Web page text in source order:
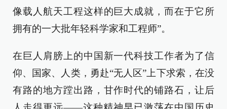
像载人航天工程这样的巨大成就，而在于它所
拥有的一大批年轻科学家和工程师”。
在巨人肩膀上的中国新一代科技工作者为了信
仰、国家、人类，勇赴“无人区”上下求索，在没
有路的地方蹚出路，甘作时代的铺路石，让后